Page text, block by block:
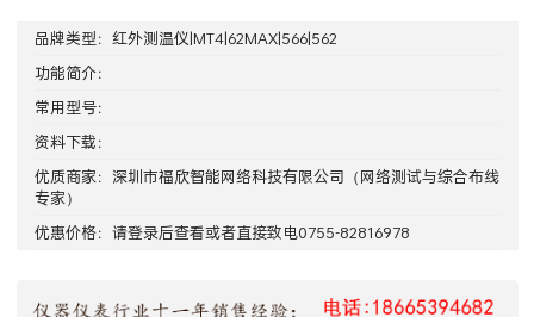
品牌类型： 红外测温仪|MT4|62MAX|566|562
功能简介：
常用型号：
资料下载：
优质商家： 深圳市福欣智能网络科技有限公司 （网络测试与综合布线
专家）
优惠价格：请登录后查看或者直接致电0755-82816978